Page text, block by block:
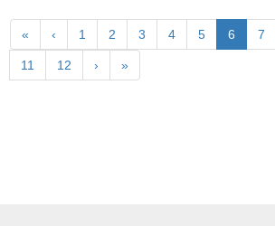
« ‹ 1 2 3 4 5 6 7
11 12 › »